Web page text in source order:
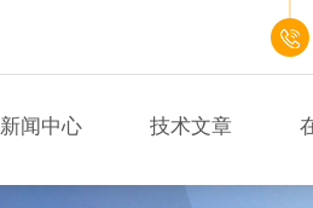
新闻中心 技术文章